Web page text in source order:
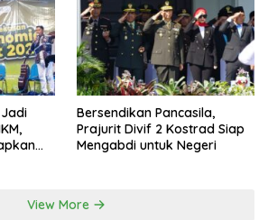
Bersendikan Pancasila,
Prajurit Divif 2 Kostrad Siap
Mengabdi untuk Negeri
View More